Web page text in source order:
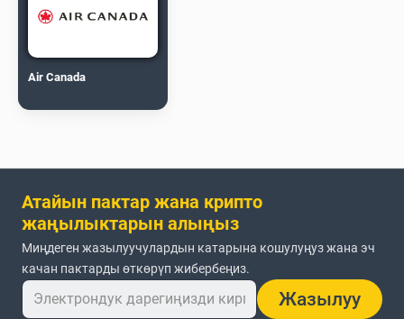
Air Canada
Атайын пактар жана крипто
жаңылыктарын алыңыз
Миңдеген жазылуучулардын катарына кошулуңуз жана эч
качан пактарды өткөрүп жибербеңиз.
Жазылуу